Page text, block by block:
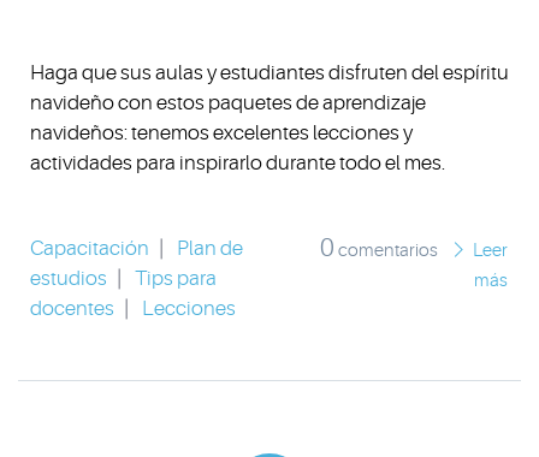
Haga que sus aulas y estudiantes disfruten del espíritu
navideño con estos paquetes de aprendizaje
navideños: tenemos excelentes lecciones y
actividades para inspirarlo durante todo el mes.
Capacitación
Plan de
estudios
Tips para
docentes
Lecciones
0 comentarios
Leer
más